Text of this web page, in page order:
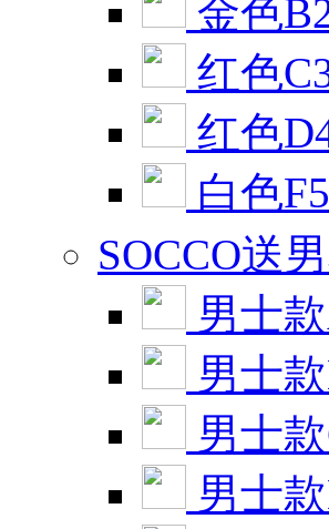
金色
红色
红色
白色F5
SOCCO送
男士
男士
男士
男士